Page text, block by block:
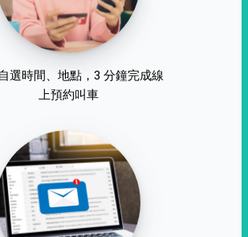
選時間、地點，3 分鐘完成線
上預約叫車